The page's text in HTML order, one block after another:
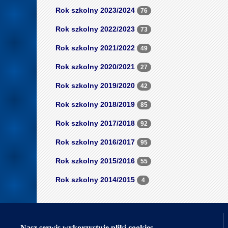
Rok szkolny 2023/2024 76
Rok szkolny 2022/2023 73
Rok szkolny 2021/2022 49
Rok szkolny 2020/2021 27
Rok szkolny 2019/2020 42
Rok szkolny 2018/2019 85
Rok szkolny 2017/2018 92
Rok szkolny 2016/2017 95
Rok szkolny 2015/2016 55
Rok szkolny 2014/2015 4